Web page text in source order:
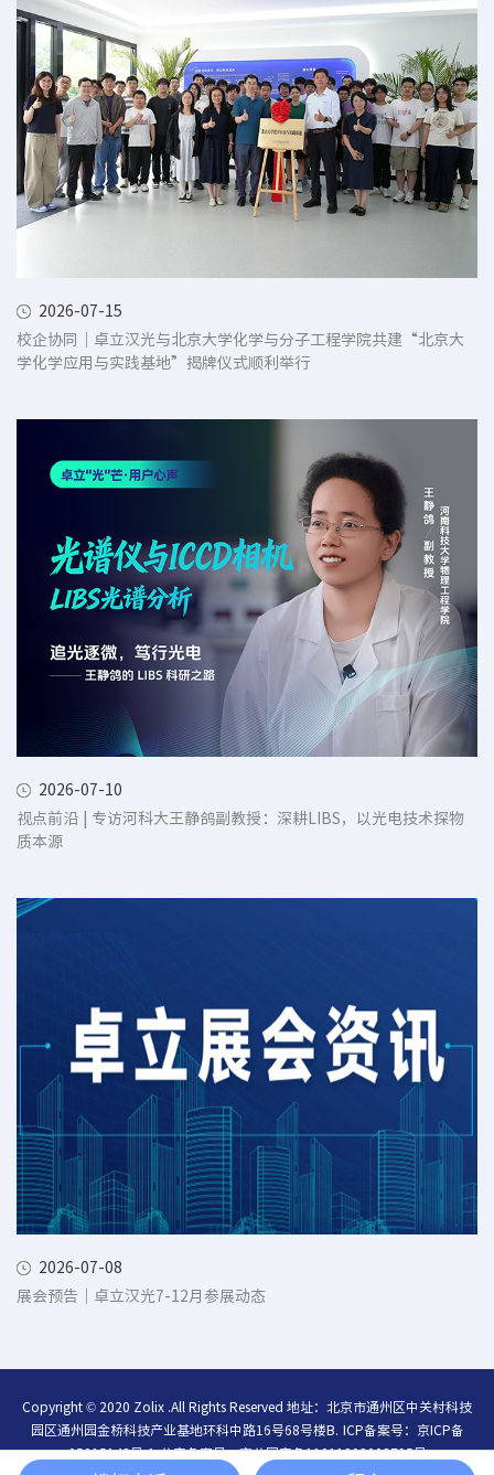
2026-07-15
校企协同｜卓立汉光与北京大学化学与分子工程学院共建“北京大
学化学应用与实践基地”揭牌仪式顺利举行
2026-07-10
视点前沿 | 专访河科大王静鸽副教授：深耕LIBS，以光电技术探物
质本源
2026-07-08
展会预告｜卓立汉光7-12月参展动态
Copyright © 2020 Zolix .All Rights Reserved 地址：北京市通州区中关村科技
园区通州园金桥科技产业基地环科中路16号68号楼B.
ICP备案号： 京ICP备
05015148号-1 公安备案号：京公网安备11011202003795号